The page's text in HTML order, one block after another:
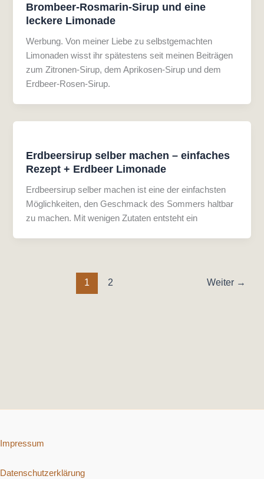
Brombeer-Rosmarin-Sirup und eine
leckere Limonade
Werbung. Von meiner Liebe zu selbstgemachten
Limonaden wisst ihr spätestens seit meinen Beiträgen
zum Zitronen-Sirup, dem Aprikosen-Sirup und dem
Erdbeer-Rosen-Sirup.
Erdbeersirup selber machen – einfaches
Rezept + Erdbeer Limonade
Erdbeersirup selber machen ist eine der einfachsten
Möglichkeiten, den Geschmack des Sommers haltbar
zu machen. Mit wenigen Zutaten entsteht ein
1 2 Weiter →
Impressum
Datenschutzerklärung